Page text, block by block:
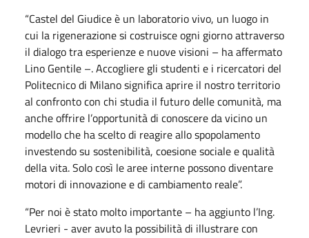
“Castel del Giudice è un laboratorio vivo, un luogo in
cui la rigenerazione si costruisce ogni giorno attraverso
il dialogo tra esperienze e nuove visioni – ha affermato
Lino Gentile –. Accogliere gli studenti e i ricercatori del
Politecnico di Milano significa aprire il nostro territorio
al confronto con chi studia il futuro delle comunità, ma
anche offrire l’opportunità di conoscere da vicino un
modello che ha scelto di reagire allo spopolamento
investendo su sostenibilità, coesione sociale e qualità
della vita. Solo così le aree interne possono diventare
motori di innovazione e di cambiamento reale”.
“Per noi è stato molto importante – ha aggiunto l’Ing.
Levrieri - aver avuto la possibilità di illustrare con